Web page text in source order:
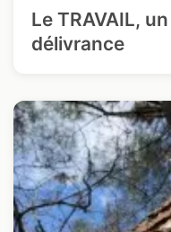
Le TRAVAIL,
délivrance